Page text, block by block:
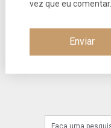
vez que eu comentar.